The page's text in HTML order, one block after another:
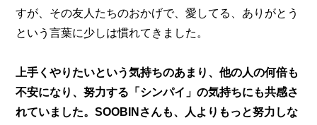
すが、その友人たちのおかげで、愛してる、ありがとう
という言葉に少しは慣れてきました。
上手くやりたいという気持ちのあまり、他の人の何倍も
不安になり、努力する「シンパイ」の気持ちにも共感さ
れていました。SOOBINさんも、人よりもっと努力しな